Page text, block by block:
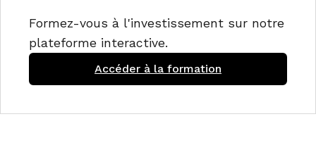
Formez-vous à l'investissement sur notre
plateforme interactive.
Accéder à la formation